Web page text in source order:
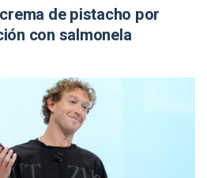
de pistacho por
con salmonela